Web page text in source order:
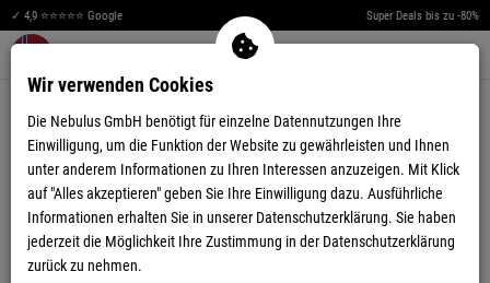
✓ 4,9 ⭐⭐⭐⭐⭐ Google Super Deals bis zu -80%
Warenkorb aufklappen
Wir verwenden Cookies
Die Nebulus GmbH benötigt für einzelne Datennutzungen Ihre
Einwilligung, um die Funktion der Website zu gewährleisten und Ihnen
unter anderem Informationen zu Ihren Interessen anzuzeigen. Mit Klick
auf "Alles akzeptieren" geben Sie Ihre Einwilligung dazu. Ausführliche
Informationen erhalten Sie in unserer Datenschutzerklärung. Sie haben
jederzeit die Möglichkeit Ihre Zustimmung in der Datenschutzerklärung
zurück zu nehmen.